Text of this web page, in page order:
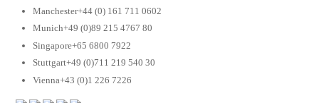
Manchester+44 (0) 161 711 0602
Munich+49 (0)89 215 4767 80
Singapore+65 6800 7922
Stuttgart+49 (0)711 219 540 30
Vienna+43 (0)1 226 7226